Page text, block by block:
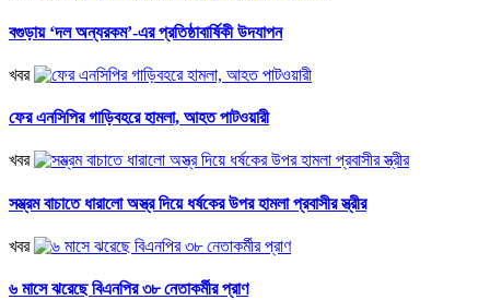
বগুড়ায় ‘দল অন্যরকম’-এর প্রতিষ্ঠাবার্ষিকী উদযাপন
খবর
ফের এনসিপির গাড়িবহরে হামলা, আহত পাটওয়ারী
খবর
সম্ভ্রম বাচাতে ধারালো অস্ত্র দিয়ে ধর্ষকের উপর হামলা প্রবাসীর স্ত্রীর
খবর
৬ মাসে ঝরেছে বিএনপির ৩৮ নেতাকর্মীর প্রাণ